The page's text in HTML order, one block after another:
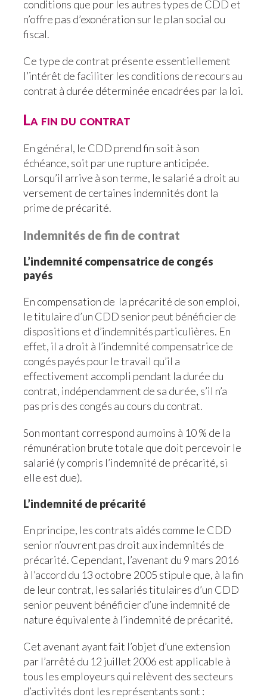
conditions que pour les autres types de CDD et
n’offre pas d’exonération sur le plan social ou
fiscal.
Ce type de contrat présente essentiellement
l’intérêt de faciliter les conditions de recours au
contrat à durée déterminée encadrées par la loi.
La fin du contrat
En général, le CDD prend fin soit à son
échéance, soit par une rupture anticipée.
Lorsqu’il arrive à son terme, le salarié a droit au
versement de certaines indemnités dont la
prime de précarité.
Indemnités de fin de contrat
L’indemnité compensatrice de congés
payés
En compensation de la précarité de son emploi,
le titulaire d’un CDD senior peut bénéficier de
dispositions et d’indemnités particulières. En
effet, il a droit à l’indemnité compensatrice de
congés payés pour le travail qu’il a
effectivement accompli pendant la durée du
contrat, indépendamment de sa durée, s’il n’a
pas pris des congés au cours du contrat.
Son montant correspond au moins à 10 % de la
rémunération brute totale que doit percevoir le
salarié (y compris l’indemnité de précarité, si
elle est due).
L’indemnité de précarité
En principe, les contrats aidés comme le CDD
senior n’ouvrent pas droit aux indemnités de
précarité. Cependant, l’avenant du 9 mars 2016
à l’accord du 13 octobre 2005 stipule que, à la fin
de leur contrat, les salariés titulaires d’un CDD
senior peuvent bénéficier d’une indemnité de
nature équivalente à l’indemnité de précarité.
Cet avenant ayant fait l’objet d’une extension
par l’arrêté du 12 juillet 2006 est applicable à
tous les employeurs qui relèvent des secteurs
d’activités dont les représentants sont :